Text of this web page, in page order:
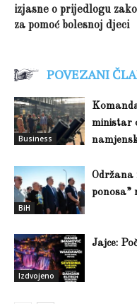
izjasne o prijedlogu
za pomoć bolesnoj djeci
POVEZANI
Business
ministar
BiH
Održana
ponosa”
Izdvojeno
Jajce: